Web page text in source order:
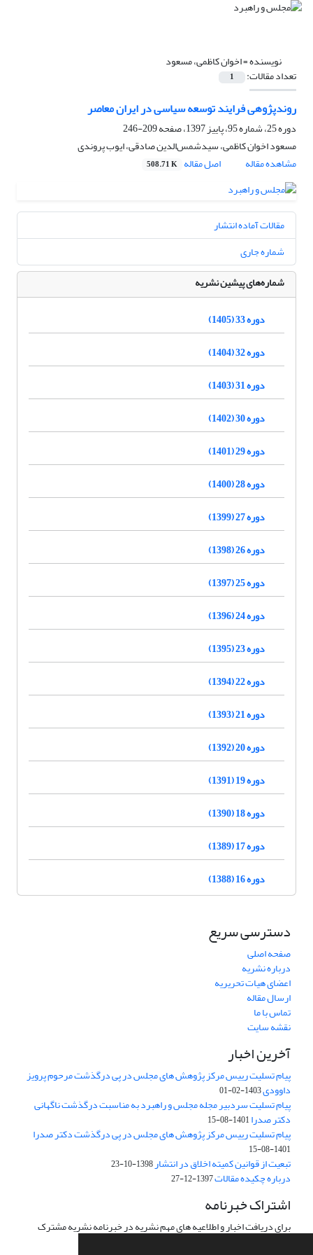
نویسنده =اخوان کاظمی، مسعود
تعداد مقالات: 1
روندپژوهی فرایند توسعه سیاسی در ایران معاصر
دوره 25، شماره 95، پاییز 1397، صفحه
209-246
مسعود اخوان کاظمی، سیدشمس‌الدین صادقی، ایوب پروندی
مشاهده مقاله
اصل مقاله 508.71 K
مقالات آماده انتشار
شماره جاری
شماره‌های پیشین نشریه
دوره 33 (1405)
دوره 32 (1404)
دوره 31 (1403)
دوره 30 (1402)
دوره 29 (1401)
دوره 28 (1400)
دوره 27 (1399)
دوره 26 (1398)
دوره 25 (1397)
دوره 24 (1396)
دوره 23 (1395)
دوره 22 (1394)
دوره 21 (1393)
دوره 20 (1392)
دوره 19 (1391)
دوره 18 (1390)
دوره 17 (1389)
دوره 16 (1388)
دسترسی سریع
صفحه اصلی
درباره نشریه
اعضای هیات تحریریه
ارسال مقاله
تماس با ما
نقشه سایت
آخرین اخبار
پیام تسلیت رییس مرکز پژوهش های مجلس در پی درگذشت مرحوم پرویز
داوودی1403-02-01
پیام تسلیت سردبیر مجله مجلس و راهبرد به مناسبت درگذشت ناگهانی
دکتر صدرا1401-08-15
پیام تسلیت رییس مرکز پژوهش های مجلس در پی درگذشت دکتر صدرا
1401-08-15
تبعیت از قوانین کمیته اخلاق در انتشار1398-10-23
درباره چکیده مقالات1397-12-27
اشتراک خبرنامه
برای دریافت اخبار و اطلاعیه های مهم نشریه در خبرنامه نشریه مشترک